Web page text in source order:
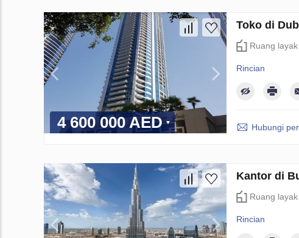
4 600 000 AED
Toko di
Ruang
Rincian
Hubungi
Kantor di
Ruang
Rincian